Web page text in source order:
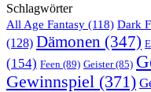
Schlagwörter
All Age Fantasy (118) Dark
(128) Dämonen (347)
(154) Feen (89) Geister(85)
Gewinnspiel (371)